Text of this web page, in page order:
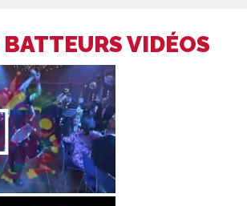
VIDÉOS